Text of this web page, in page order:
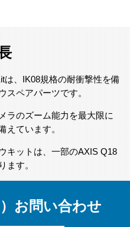
は、IK08規格の耐衝撃性を備
スペアパーツです。
ラのズーム能力を最大限に
えています。
キットは、一部のAXIS Q18
ます。
お問い合わせ